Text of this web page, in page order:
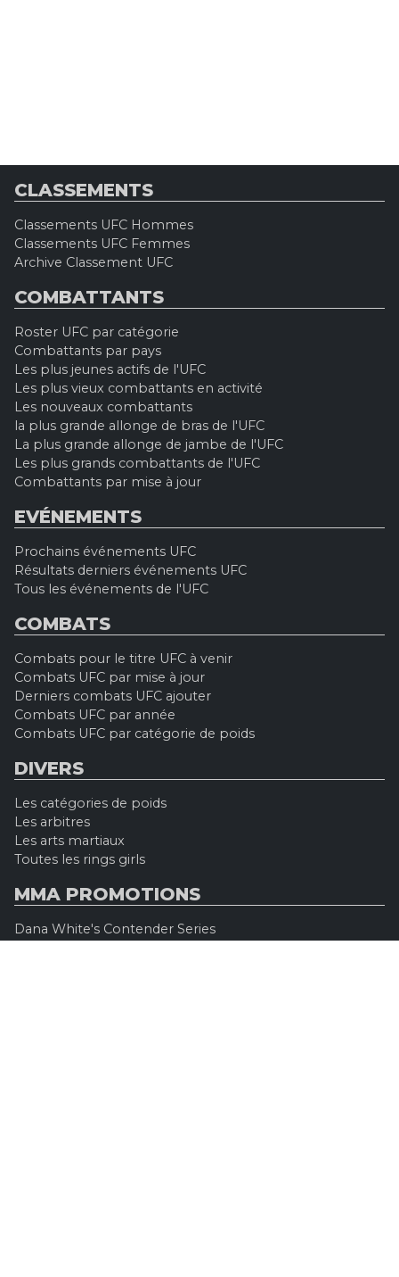
CLASSEMENTS
Classements UFC Hommes
Classements UFC Femmes
Archive Classement UFC
COMBATTANTS
Roster UFC par catégorie
Combattants par pays
Les plus jeunes actifs de l'UFC
Les plus vieux combattants en activité
Les nouveaux combattants
la plus grande allonge de bras de l'UFC
La plus grande allonge de jambe de l'UFC
Les plus grands combattants de l'UFC
Combattants par mise à jour
EVÉNEMENTS
Prochains événements UFC
Résultats derniers événements UFC
Tous les événements de l'UFC
COMBATS
Combats pour le titre UFC à venir
Combats UFC par mise à jour
Derniers combats UFC ajouter
Combats UFC par année
Combats UFC par catégorie de poids
DIVERS
Les catégories de poids
Les arbitres
Les arts martiaux
Toutes les rings girls
MMA PROMOTIONS
Dana White's Contender Series